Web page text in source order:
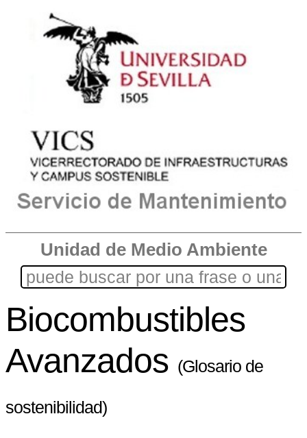
Unidad de Medio Ambiente
Biocombustibles
Avanzados (Glosario de
sostenibilidad)